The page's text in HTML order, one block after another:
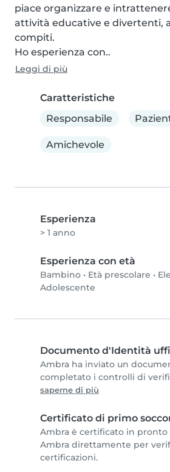
piace organizzare e
attività educative e divertenti,
compiti.
Ho esperienza con..
Leggi di più
Caratteristiche
Responsabile
Amichevole
Esperienza
> 1 anno
Esperienza con età
Bambino • Età prescolare •
Adolescente
Documento d'Identità
Ambra ha inviato un
completato i controlli di
saperne di più
Certificato di primo
Ambra è certificato in pronto
Ambra direttamente per
certificazioni.